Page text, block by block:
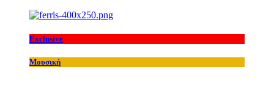
Exclusive
Μουσική